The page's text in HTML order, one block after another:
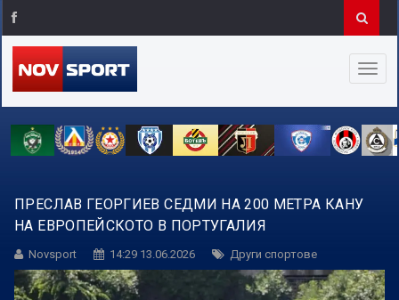
ПРЕСЛАВ ГЕОРГИЕВ СЕДМИ НА 200 МЕТРА КАНУ
НА ЕВРОПЕЙСКОТО В ПОРТУГАЛИЯ
Novsport 14:29 13.06.2026 Други спортове